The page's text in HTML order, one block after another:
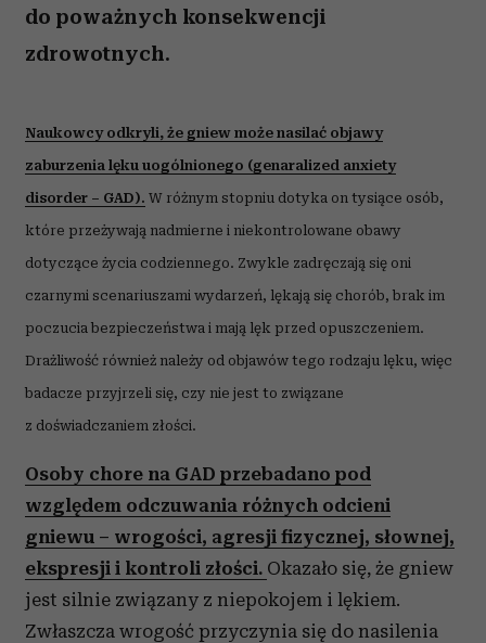
do poważnych konsekwencji
zdrowotnych.
Naukowcy odkryli, że gniew może nasilać objawy
zaburzenia lęku uogólnionego (genaralized anxiety
disorder – GAD). W różnym stopniu dotyka on tysiące osób,
które przeżywają nadmierne i niekontrolowane obawy
dotyczące życia codziennego. Zwykle zadręczają się oni
czarnymi scenariuszami wydarzeń, lękają się chorób, brak im
poczucia bezpieczeństwa i mają lęk przed opuszczeniem.
Drażliwość również należy od objawów tego rodzaju lęku, więc
badacze przyjrzeli się, czy nie jest to związane
z doświadczaniem złości.
Osoby chore na GAD przebadano pod
względem odczuwania różnych odcieni
gniewu – wrogości, agresji fizycznej, słownej,
ekspresji i kontroli złości. Okazało się, że gniew
jest silnie związany z niepokojem i lękiem.
Zwłaszcza wrogość przyczynia się do nasilenia